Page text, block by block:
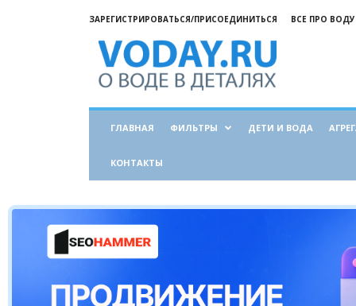
ЗАРЕГИСТРИРОВАТЬСЯ/ПРИСОЕДИНИТЬСЯ ВСЕ ПРО ВОДУ
воде
ГЛАВНАЯ ФИЛЬТРЫ ДЕТИ И ВОДА
КОНТАКТЫ